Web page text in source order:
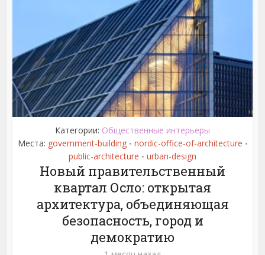
Категории: Общественные интерьеры
Места: government-building • nordic-office-of-architecture •
public-architecture • urban-design
Новый правительственный
квартал Осло: открытая
архитектура, объединяющая
безопасность, город и
демократию